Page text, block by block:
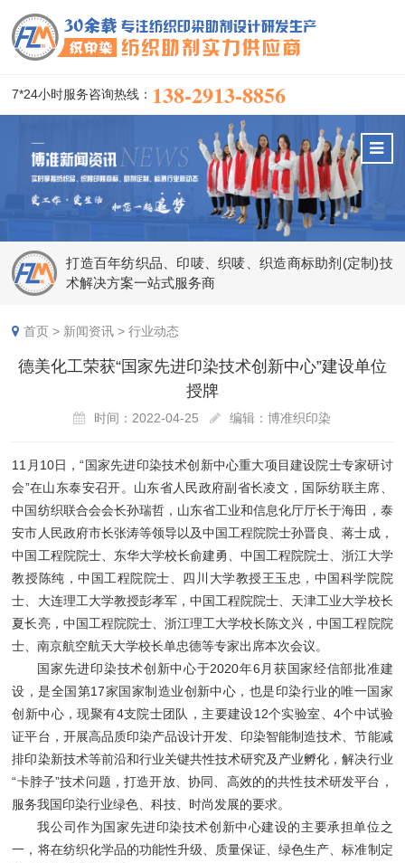
7*24小时服务咨询热线： 138-2913-8856
打造百年纺织品、印唛、织唛、织造商标助剂(定制)技
术解决方案一站式服务商
首页 > 新闻资讯 >行业动态
德美化工荣获“国家先进印染技术创新中心”建设单位
授牌
时间：2022-04-25 编辑：博准织印染
11月10日，“国家先进印染技术创新中心重大项目建设院士专家研讨
会”在山东泰安召开。山东省人民政府副省长凌文，国际纺联主席、
中国纺织联合会会长孙瑞哲，山东省工业和信息化厅厅长于海田，泰
安市人民政府市长张涛等领导以及中国工程院院士孙晋良、蒋士成，
中国工程院院士、东华大学校长俞建勇、中国工程院院士、浙江大学
教授陈纯，中国工程院院士、四川大学教授王玉忠，中国科学院院
士、大连理工大学教授彭孝军，中国工程院院士、天津工业大学校长
夏长亮，中国工程院院士、浙江理工大学校长陈文兴，中国工程院院
士、南京航空航天大学校长单忠德等专家出席本次会议。
国家先进印染技术创新中心于2020年6月获国家经信部批准建
设，是全国第17家国家制造业创新中心，也是印染行业的唯一国家
创新中心，现聚有4支院士团队，主要建设12个实验室、4个中试验
证平台，开展高品质印染产品设计开发、印染智能制造技术、节能减
排印染新技术等前沿和行业关键共性技术研究及产业孵化，解决行业
“卡脖子”技术问题，打造开放、协同、高效的的共性技术研发平台，
服务我国印染行业绿色、科技、时尚发展的要求。
我公司作为国家先进印染技术创新中心建设的主要承担单位之
一，将在纺织化学品的功能性升级、质量保证、绿色生产、标准制定